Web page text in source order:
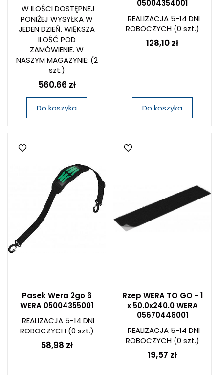
W ILOŚCI DOSTĘPNEJ
PONIŻEJ WYSYŁKA W
JEDEN DZIEŃ. WIĘKSZA
ILOŚĆ POD
ZAMÓWIENIE. W
NASZYM MAGAZYNIE: (2
szt.)
560,66 zł
Do koszyka
05004354001
REALIZACJA 5-14 DNI
ROBOCZYCH(0 szt.)
128,10 zł
Do koszyka
Pasek Wera 2go 6
WERA 05004355001
REALIZACJA 5-14 DNI
ROBOCZYCH(0 szt.)
58,98 zł
Rzep WERA TO GO - 1
x 50.0x240.0 WERA
05670448001
REALIZACJA 5-14 DNI
ROBOCZYCH(0 szt.)
19,57 zł